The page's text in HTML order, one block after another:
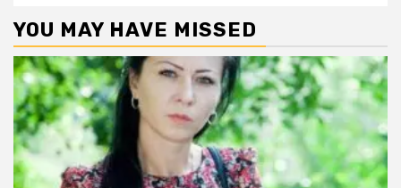
YOU MAY HAVE MISSED